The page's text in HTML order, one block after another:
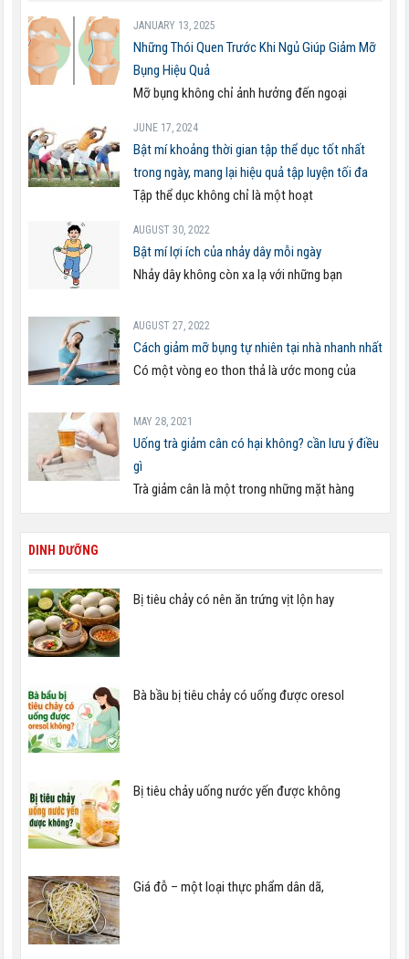
JANUARY 13, 2025
Những Thói Quen Trước Khi Ngủ Giúp Giảm Mỡ
Bụng Hiệu Quả
Mỡ bụng không chỉ ảnh hưởng đến ngoại
JUNE 17, 2024
Bật mí khoảng thời gian tập thể dục tốt nhất
trong ngày, mang lại hiệu quả tập luyện tối đa
Tập thể dục không chỉ là một hoạt
AUGUST 30, 2022
Bật mí lợi ích của nhảy dây mỗi ngày
Nhảy dây không còn xa lạ với những bạn
AUGUST 27, 2022
Cách giảm mỡ bụng tự nhiên tại nhà nhanh nhất
Có một vòng eo thon thả là ước mong của
MAY 28, 2021
Uống trà giảm cân có hại không? cần lưu ý điều
gì
Trà giảm cân là một trong những mặt hàng
DINH DƯỠNG
Bị tiêu chảy có nên ăn trứng vịt lộn hay
Bà bầu bị tiêu chảy có uống được oresol
Bị tiêu chảy uống nước yến được không
Giá đỗ – một loại thực phẩm dân dã,